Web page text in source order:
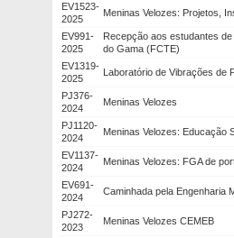
EV1523-
2025
Meninas Velozes: Projetos,
EV991-
2025
Recepção aos estudantes
do Gama (FCTE)
EV1319-
2025
Laboratório de Vibrações de
PJ376-
2024
Meninas Velozes
PJ1120-
2024
Meninas Velozes: Educação
EV1137-
2024
Meninas Velozes: FGA de
EV691-
2024
Caminhada pela Engenharia
PJ272-
2023
Meninas Velozes CEMEB